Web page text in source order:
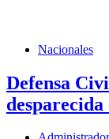
Nacionales
Defensa